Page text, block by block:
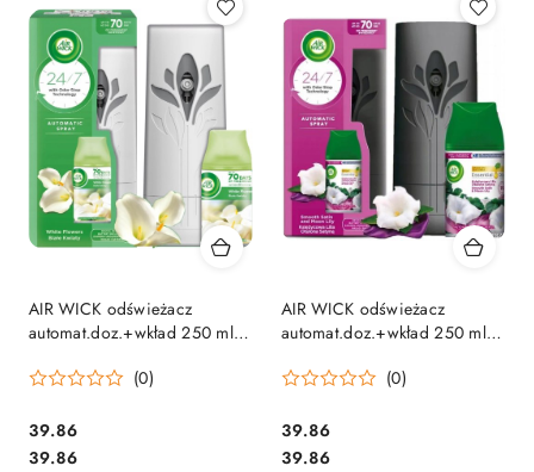
AIR WICK odświeżacz
automat.doz.+wkład 250 ml
(0)
Cena:
39.86
Cena:
39.86
AIR WICK odświeżacz
automat.doz.+wkład 250 ml
(0)
Cena:
39.86
Cena:
39.86